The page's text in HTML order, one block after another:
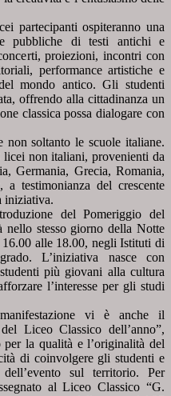
partecipanti ospiteranno una
pubbliche ditesti antichi e
proiezioni, incontri con
performance artistiche e
mondo antico. Gli studenti
offrendo alla cittadinanza un
classica possa dialogare con
non soltanto le scuole italiane.
licei nonitaliani, provenienti da
Germania, Grecia, Romania,
a testimonianza del crescente
iniziativa.
del Pomeriggio del
nello stesso giornodella Notte
alle 18.00, negli Istituti di
grado. L’iniziativa nasce con
più giovani alla cultura
l’interesse per gli studi
vi è anche il
Liceo Classico dell’anno”,
la qualità e l’originalità del
di coinvolgere gli studenti e
sul territorio. Per
al Liceo Classico “G.